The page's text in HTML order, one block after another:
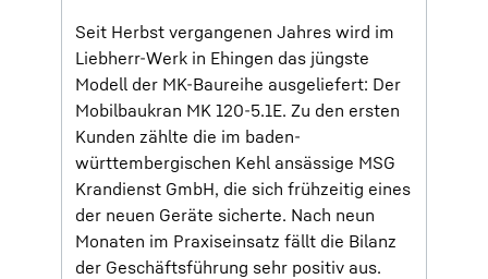
Seit Herbst vergangenen Jahres wird im
Liebherr-Werk in Ehingen das jüngste
Modell der MK-Baureihe ausgeliefert: Der
Mobilbaukran MK 120-5.1E. Zu den ersten
Kunden zählte die im baden-
württembergischen Kehl ansässige MSG
Krandienst GmbH, die sich frühzeitig eines
der neuen Geräte sicherte. Nach neun
Monaten im Praxiseinsatz fällt die Bilanz
der Geschäftsführung sehr positiv aus.